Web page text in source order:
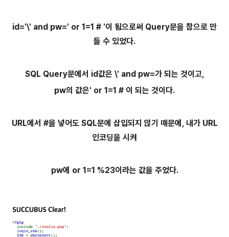
id='\' and pw=' or 1=1 # '이 됨으로써 Query문을 참으로 만
들 수 있었다.
SQL Query문에서 id값은 \' and pw=가 되는 것이고,
pw의 값은' or 1=1 # 이 되는 것이다.
URL에서 #을 넣어도 SQL문에 삽입되지 않기 때문에, 내가 URL
인코딩을 시켜
pw에 or 1=1 %23이라는 값을 주었다.